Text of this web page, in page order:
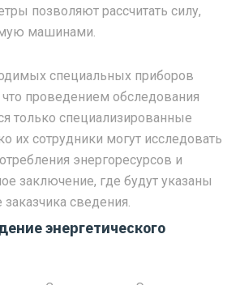
позволяют рассчитать силу,
машинами.
специальных приборов
что проведением обследования
только специализированные
их сотрудники могут исследовать
энергоресурсов и
заключение, где будут указаны
сведения.
энергетического